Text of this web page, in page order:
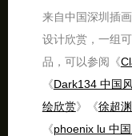
来自中国深圳插
设计欣赏，一组
品，可以参阅《
《Dark134 中国
绘欣赏》《徐超
《phoenix lu 中